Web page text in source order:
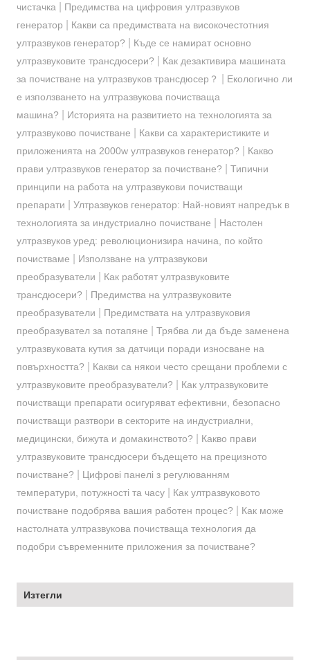
чистачка
Предимства на цифровия ултразвуков
генератор
Какви са предимствата на високочестотния
ултразвуков генератор?
Къде се намират основно
ултразвуковите трансдюсери?
Как дезактивира машината
за почистване на ултразвуков трансдюсер？
Екологично ли
е използването на ултразвукова почистваща
машина?
Историята на развитието на технологията за
ултразвуково почистване
Какви са характеристиките и
приложенията на 2000w ултразвуков генератор?
Какво
прави ултразвуков генератор за почистване?
Типични
принципи на работа на ултразвукови почистващи
препарати
Ултразвуков генератор: Най-новият напредък в
технологията за индустриално почистване
Настолен
ултразвуков уред: революционизира начина, по който
почистваме
Използване на ултразвукови
преобразуватели
Как работят ултразвуковите
трансдюсери?
Предимства на ултразвуковите
преобразуватели
Предимствата на ултразвуковия
преобразувател за потапяне
Трябва ли да бъде заменена
ултразвуковата кутия за датчици поради износване на
повърхността?
Какви са някои често срещани проблеми с
ултразвуковите преобразуватели?
Как ултразвуковите
почистващи препарати осигуряват ефективни, безопасно
почистващи разтвори в секторите на индустриални,
медицински, бижута и домакинството?
Какво прави
ултразвуковите трансдюсери бъдещето на прецизното
почистване?
Цифрові панелі з регулюванням
температури, потужності та часу| Как ултразвуковото
почистване подобрява вашия работен процес?
Как може
настолната ултразвукова почистваща технология да
подобри съвременните приложения за почистване?
Изтегли